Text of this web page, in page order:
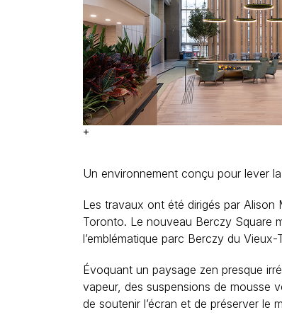
+
Un environnement conçu pour lever
Les travaux ont été dirigés par Alison
Toronto. Le nouveau Berczy Square
l’emblématique parc Berczy du Vieux-
Évoquant un paysage zen presque
vapeur, des suspensions de mousse
de soutenir l’écran et de préserver le